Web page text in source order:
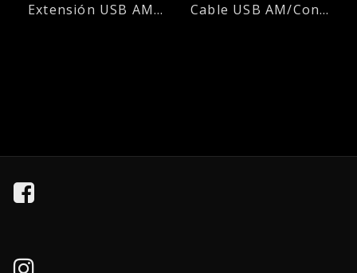
Extensión USB AM/AH 2.0. Diferentes longitudes de cable
Cable USB AM/Conector paralelo 25H